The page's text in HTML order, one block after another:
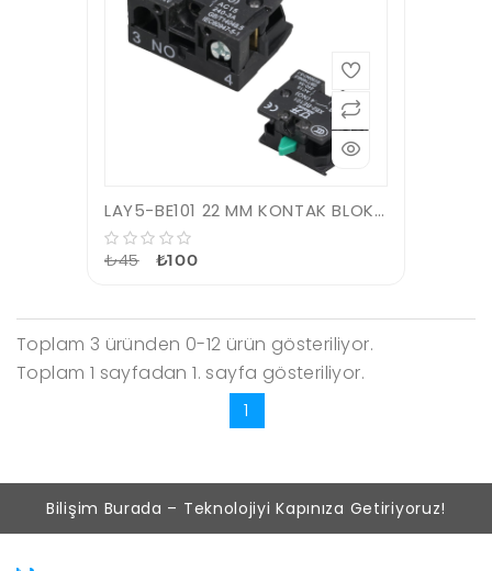
LAY5-BE101 22 MM KONTAK BLOK NO YEŞİL
₺45 ₺100
Toplam 3 üründen 0-12 ürün gösteriliyor.
Toplam 1 sayfadan 1. sayfa gösteriliyor.
1
Bilişim Burada – Teknolojiyi Kapınıza Getiriyoruz!